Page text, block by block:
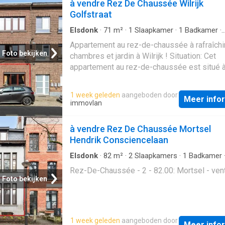
Foto bekijken
à vendre Rez De Chaussée Wilrijk
Golfstraat
Elsdonk · 71 m² · 1 Slaapkamer · 1 Badkamer ·
Appartement au rez-de-chaussée à
chambres et jardin à Wilrijk ! Situation: Cet
appartement au rez-de-chaussée est situé à
magasins, les supermarchés, les écoles et
transports publics sont accessibles à pied.
l'accès facile au ring d'Anvers et aux
accessibilité combinée au confort d'une
tranquille. Description de l'appartement: En
dans l'appartement, vous pénétrez dans
de vie lumineux, qui donne immédiatement
pièce, idéale comme chambre
1 week geleden aangeboden door
immovlan
Meer
Foto bekijken
à vendre Rez De Chaussée Mortsel
Hendrik Consciencelaan
Elsdonk · 82 m² · 2 Slaapkamers · 1 Badkamer ·
Rez-De-Chaussée - 2 - 82.00: Mortsel -
1 week geleden aangeboden door